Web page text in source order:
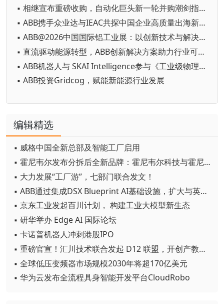
▪ 相继宣布重磅收购，自动化巨头新一轮并购潮剑指何方？
▪ ABB携手众业达与IEAC共探中国企业高质量出海新路径
▪ ABB@2026中国国际铝工业展：以创新技术与解决方案赋能铝行业高质量发展
▪ 直流驱动能源转型，ABB创新解决方案助力行业可持续发展
▪ ABB机器人与 SKAI Intelligence参与《工业级物理AI赋能高精密制造》白皮书中文版发布仪式
▪ ABB投资Gridcog，赋能新能源行业发展
编辑精选
▪ 威格中国全新总部及智能工厂启用
▪ 霍尼韦尔发布分拆后全新品牌：霍尼韦尔科技与霍尼韦尔航空航天
▪ 大力发展“工厂游”，七部门联合发文！
▪ ABB通过集成DSX Blueprint AI基础设施，扩大与英伟达的合作
▪ 京东工业发起百川计划， 构建工业大模型新生态
▪ 研华举办 Edge AI 国际论坛
▪ 卡诺普机器人冲刺港股IPO
▪ 重磅官宣！汇川技术联合发起 D12 联盟，开创产教融合新范式
▪ 全球低压变频器市场规模2030年将超170亿美元
▪ 华为云发布全流程具身智能开发平台CloudRobo